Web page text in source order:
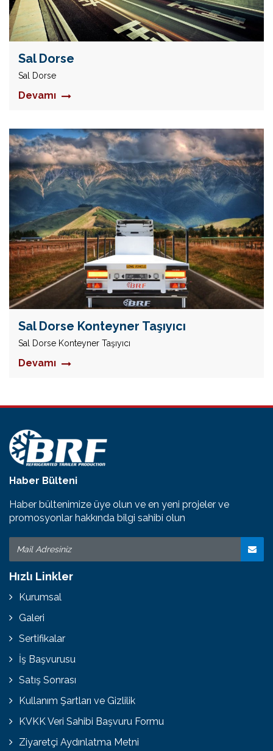
Sal Dorse
Sal Dorse
Devamı
Sal Dorse Konteyner Taşıyıcı
Sal Dorse Konteyner Taşıyıcı
Devamı
Haber Bülteni
Haber bültenimize üye olun ve en yeni projeler ve
promosyonlar hakkında bilgi sahibi olun
Hızlı Linkler
Kurumsal
Galeri
Sertifikalar
İş Başvurusu
Satış Sonrası
Kullanım Şartları ve Gizlilik
KVKK Veri Sahibi Başvuru Formu
Ziyaretçi Aydınlatma Metni